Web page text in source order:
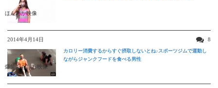
ほんわか映像
2014年4月14日 8
爆笑おもしろ映像
カロリー消費するからすぐ摂取しないとね♪スポーツジムで運動し
ながらジャンクフードを食べる男性